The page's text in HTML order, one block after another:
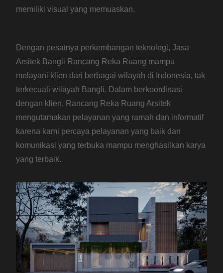
memiliki visual yang memuaskan.
Dengan pesatnya perkembangan teknologi, Jasa
Arsitek Bangli Rancang Reka Ruang mampu
melayani klien dari berbagai wilayah di Indonesia, tak
terkecuali wilayah Bangli. Dalam berkoordinasi
dengan klien, Rancang Reka Ruang Arsitek
mengutamakan pelayanan yang ramah dan informatif
karena kami percaya pelayanan yang baik dan
komunikasi yang terbuka mampu menghasilkan karya
yang terbaik.